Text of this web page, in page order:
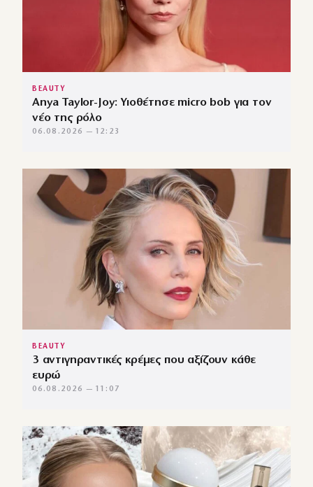
BEAUTY
Anya Taylor-Joy: Υιοθέτησε micro bob για τον
νέο της ρόλο
06.08.2026 — 12:23
BEAUTY
3 αντιγηραντικές κρέμες που αξίζουν κάθε
ευρώ
06.08.2026 — 11:07